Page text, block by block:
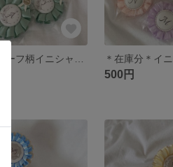
500円